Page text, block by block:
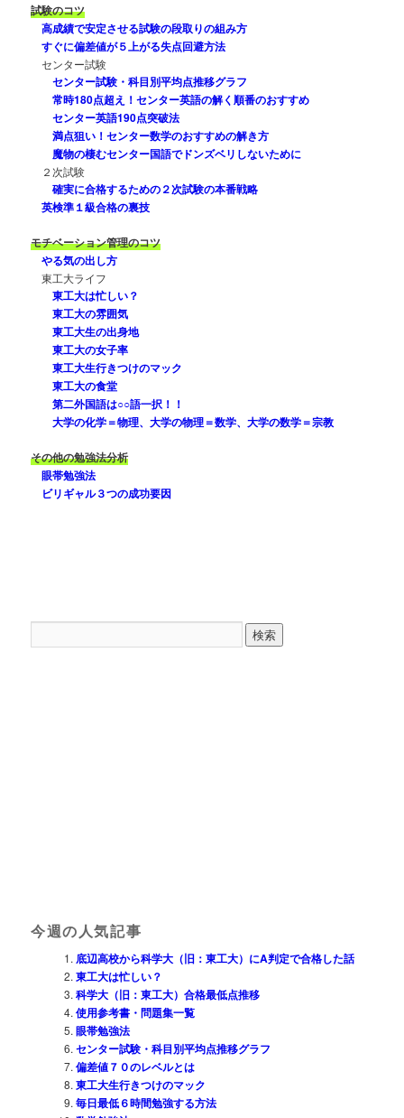
試験のコツ
高成績で安定させる試験の段取りの組み方
すぐに偏差値が５上がる失点回避方法
センター試験
センター試験・科目別平均点推移グラフ
常時180点超え！センター英語の解く順番のおすすめ
センター英語190点突破法
満点狙い！センター数学のおすすめの解き方
魔物の棲むセンター国語でドンズベリしないために
２次試験
確実に合格するための２次試験の本番戦略
英検準１級合格の裏技
モチベーション管理のコツ
やる気の出し方
東工大ライフ
東工大は忙しい？
東工大の雰囲気
東工大生の出身地
東工大の女子率
東工大生行きつけのマック
東工大の食堂
第二外国語は○○語一択！！
大学の化学＝物理、大学の物理＝数学、大学の数学＝宗教
その他の勉強法分析
眼帯勉強法
ビリギャル３つの成功要因
今週の人気記事
底辺高校から科学大（旧：東工大）にA判定で合格した話
東工大は忙しい？
科学大（旧：東工大）合格最低点推移
使用参考書・問題集一覧
眼帯勉強法
センター試験・科目別平均点推移グラフ
偏差値７０のレベルとは
東工大生行きつけのマック
毎日最低６時間勉強する方法